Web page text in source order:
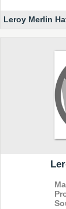
Leroy Merlin